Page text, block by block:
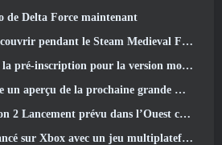
de Delta Force maintenant
pendant le Steam Medieval Fest
la version mondiale du MMORPG de science-fiction RF Online Next
prochaine grande mise à jour de Palia The Royal Highlands
prévu dans l’Ouest cette année
Xbox avec un jeu multiplateforme complet